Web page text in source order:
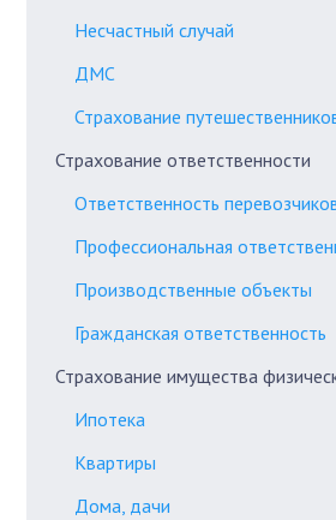
Несчастный случай
ДМС
Страхование
Страхование ответственности
Ответственность
Профессиональная
Производственные объекты
Гражданская ответственность
Страхование имущества
Ипотека
Квартиры
Дома, дачи